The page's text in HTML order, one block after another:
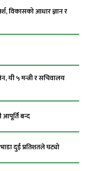
विकासको आधार ज्ञान र
यी ५ मन्त्री र सचिवालय
बन्द
दुई प्रतिशतले घट्यो